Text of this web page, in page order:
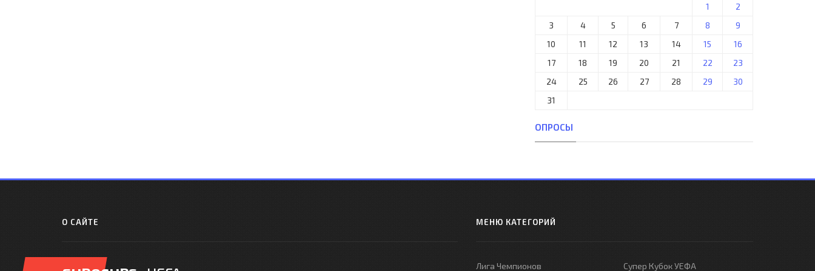
1
2
3
4 5 6 7 8
9
10
11 12 13 14 15
16
17
18 19 20 21 22
23
24
25 26 27 28 29
30
31
ОПРОСЫ
О САЙТЕ МЕНЮ КАТЕГОРИЙ
Лига Чемпионов Супер Кубок УЕФА